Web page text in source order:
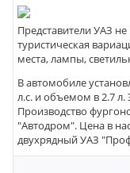
Представители УАЗ
туристическая
места, лампы,
В автомобиле
л.с. и объемом в 2.7
Производство
"Автодром". Цена в
двухрядный УАЗ